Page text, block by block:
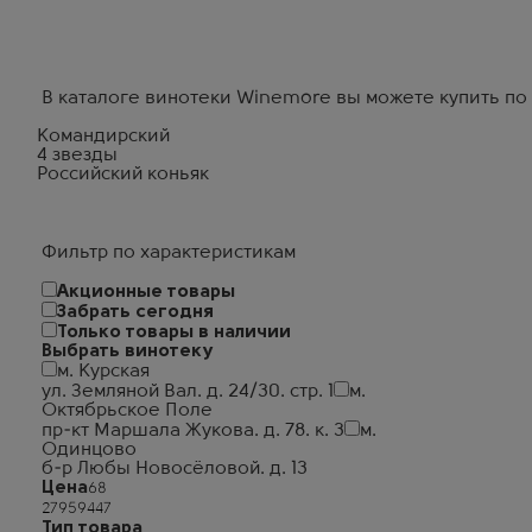
В каталоге винотеки Winemore вы можете купить
Командирский
4 звезды
Российский коньяк
Фильтр по характеристикам
Акционные товары
Забрать сегодня
Только товары в наличии
Выбрать винотеку
м. Курская
ул. Земляной Вал. д. 24/30. стр. 1
м.
Октябрьское Поле
пр-кт Маршала Жукова. д. 78. к. 3
м.
Одинцово
б-р Любы Новосёловой. д. 13
Цена